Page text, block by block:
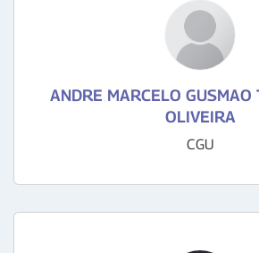
ANDRE MARCELO GUSMAO
OLIVEIRA
CGU